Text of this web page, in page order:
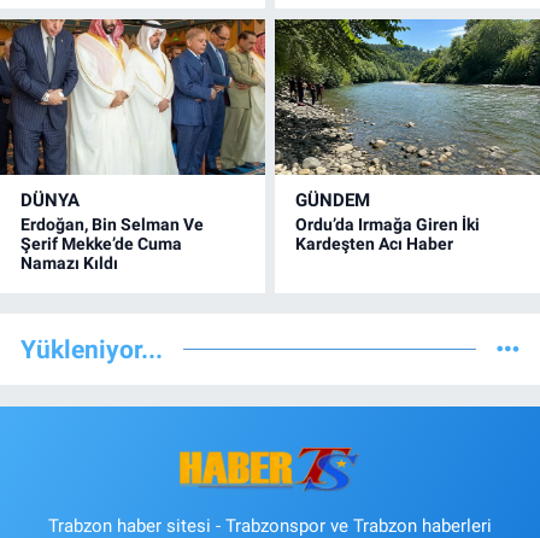
DÜNYA
Erdoğan, Bin Selman Ve
Şerif Mekke’de Cuma
Namazı Kıldı
GÜNDEM
Ordu’da Irmağa Giren İki
Kardeşten Acı Haber
Yükleniyor...
Trabzon haber sitesi - Trabzonspor ve Trabzon haberleri